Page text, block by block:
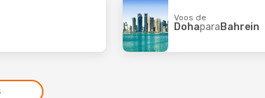
Voos de
Dohapara Bahrein